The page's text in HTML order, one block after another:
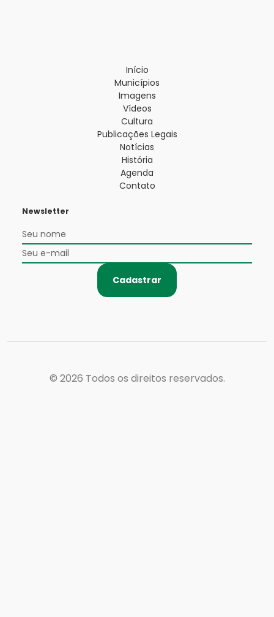
Início
Municípios
Imagens
Vídeos
Cultura
Publicações Legais
Notícias
História
Agenda
Contato
Newsletter
Cadastrar
© 2026 Todos os direitos reservados.